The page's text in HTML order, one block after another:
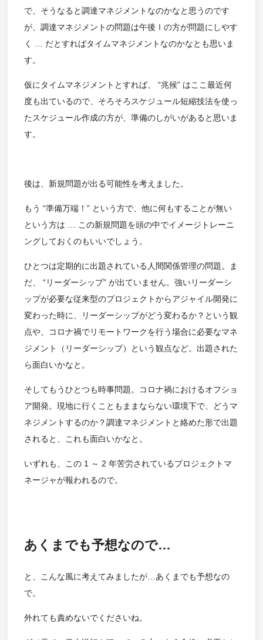
で、そうなると調達マネジメントなのかなと思うのです
が、調達マネジメントの問題は午後Ⅰの方が問題にしやす
く … だとすればタイムマネジメントなのかなとも思いま
す。
仮にタイムマネジメントとすれば、 “兆候” はここ最近何
度も出ているので、そろそろスケジュール短縮技法を使っ
たスケジュール作成の方が、準備のしがいがあると思いま
す。
後は、新規問題が出る可能性を考えました。
もう “準備万端！” という方で、他に何もすることが無い
という方は … この新規問題を頭の中でイメージトレーニ
ングしておくのもいいでしょう。
ひとつは定期的に出題されている人間関係管理の問題。ま
だ、 “リーダーシップ” が出ていません。強いリーダーシ
ップが必要な従来型のプロジェクトからアジャイル開発に
変わった時に、リーダーシップがどう変わるか？という観
点や、コロナ禍でリモートワークを行う場合に必要なマネ
ジメント（リーダーシップ）という観点など。出題された
ら面白いかなと。
そしてもうひとつも時事問題。コロナ禍におけるオフショ
ア開発。現地に行くこともままならない環境下で、どうマ
ネジメントするのか？調達マネジメントと絡めた形で出題
されると、これも面白いかなと。
いずれも、この 1 ～ 2 年苦労されているプロジェクトマ
ネージャが報われるので。
あくまでも予想なので…
と、こんな風に考えてみましたが…あくまでも予想なの
で。
外れても責めないでくださいね。